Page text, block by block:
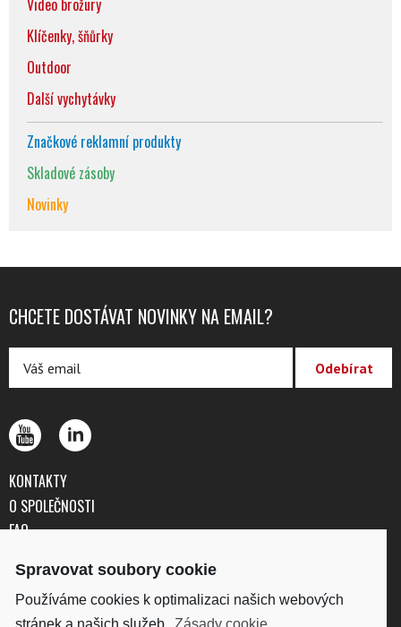
Video brožury
Klíčenky, šňůrky
Outdoor
Další vychytávky
Značkové reklamní produkty
Skladové zásoby
Novinky
CHCETE DOSTÁVAT NOVINKY NA EMAIL?
KONTAKTY
O SPOLEČNOSTI
FAQ
OCHRANA OSOBNÍCH ÚDAJŮ
Spravovat soubory cookie
Používáme cookies k optimalizaci našich webových
stránek a našich služeb.
Zásady cookie